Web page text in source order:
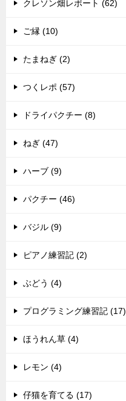
クレソン畑レポート (62)
ご縁 (10)
たまねぎ (2)
つくレポ (57)
ドライパクチー (8)
ねぎ (47)
ハーブ (9)
パクチー (46)
バジル (9)
ピアノ練習記 (2)
ぶどう (4)
プログラミング練習記 (17)
ほうれん草 (4)
レモン (4)
仔猫を育てる (17)